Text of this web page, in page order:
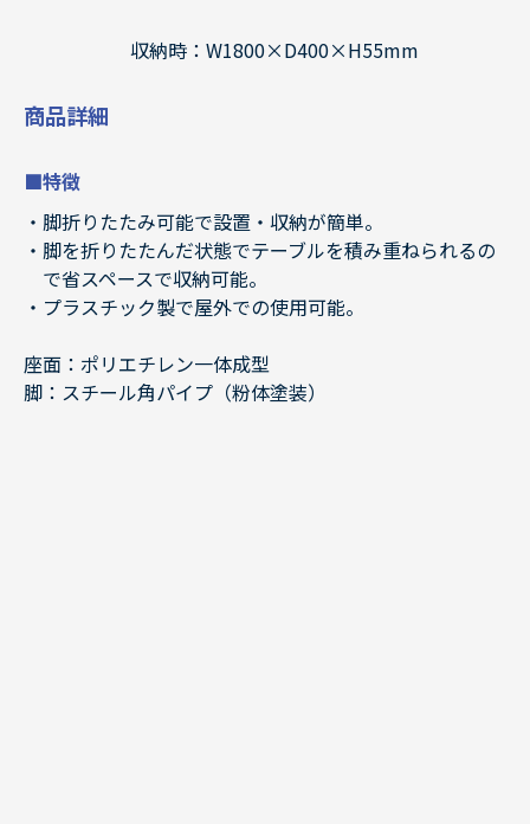
収納時：W1800×D400×H55mm
商品詳細
■特徴
脚折りたたみ可能で設置・収納が簡単。
脚を折りたたんだ状態でテーブルを積み重ねられるの
で省スペースで収納可能。
プラスチック製で屋外での使用可能。
座面：ポリエチレン一体成型
脚：スチール角パイプ（粉体塗装）